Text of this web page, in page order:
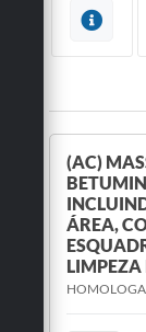
(AC)
ÁREA,
LIMPEZA